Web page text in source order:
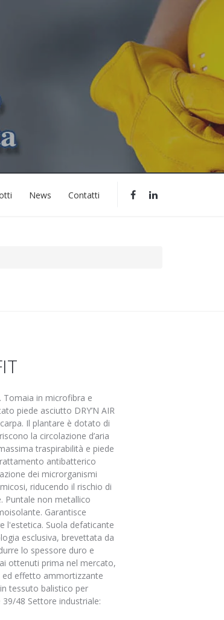
News Contatti
Tomaia in microfibra e
piede asciutto DRY’N AIR
Il plantare è dotato di
la circolazione d’aria
traspirabilità e piede
antibatterico
dei microrganismi
riducendo il rischio di
Puntale non metallico
Garantisce
l'estetica. Suola defaticante
esclusiva, brevettata da
lo spessore duro e
ottenuti prima nel mercato,
ed effetto ammortizzante
in tessuto balistico per
48 Settore industriale: